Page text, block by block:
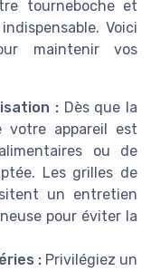
tourneboche et
Voici
maintenir vos
:Dès que la
votre appareil est
ou de
Les grilles de
un entretien
pour éviter la
: Privilégiez un